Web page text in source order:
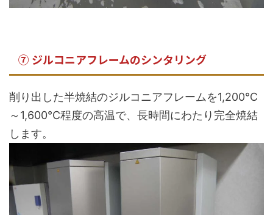
⑦ ジルコニアフレームのシンタリング
削り出した半焼結のジルコニアフレームを1,200℃
～1,600℃程度の高温で、長時間にわたり完全焼結
します。